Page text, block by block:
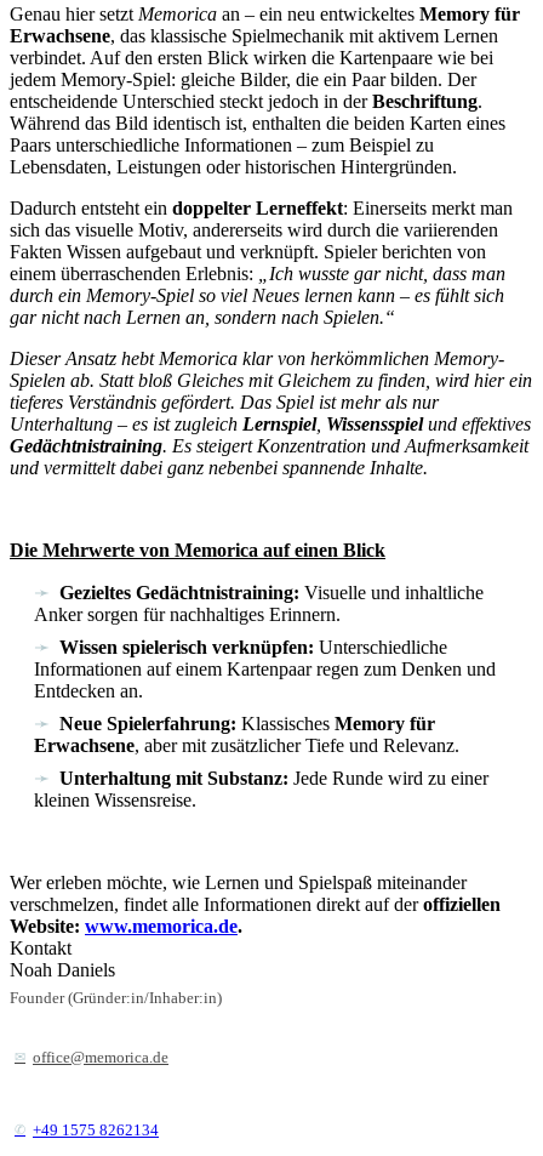
Genau hier setztMemorica an – ein neu entwickeltes Memory für
Erwachsene, das klassische Spielmechanik mit aktivem Lernen
verbindet. Auf den ersten Blick wirken die Kartenpaare wie bei
jedem Memory-Spiel: gleiche Bilder, die ein Paar bilden. Der
entscheidende Unterschied steckt jedoch in derBeschriftung.
Während das Bild identisch ist, enthalten die beiden Karten eines
Paars unterschiedliche Informationen – zum Beispiel zu
Lebensdaten, Leistungen oder historischen Hintergründen.
Dadurch entsteht ein doppelter Lerneffekt: Einerseits merkt man
sich das visuelle Motiv, andererseits wird durch die variierenden
Fakten Wissen aufgebaut und verknüpft. Spieler berichten von
einem überraschenden Erlebnis: „Ich wusste gar nicht, dass man
durch ein Memory-Spiel so viel Neues lernen kann – es fühlt sich
gar nicht nach Lernen an, sondern nach Spielen.“
Dieser Ansatz hebt Memorica klar von herkömmlichen Memory-
Spielen ab. Statt bloß Gleiches mit Gleichem zu finden, wird hier ein
tieferes Verständnis gefördert. Das Spiel ist mehr als nur
Unterhaltung – es ist zugleich Lernspiel, Wissensspielund effektives
Gedächtnistraining. Es steigert Konzentration und Aufmerksamkeit
und vermittelt dabei ganz nebenbei spannende Inhalte.
Die Mehrwerte von Memorica auf einen Blick
Gezieltes Gedächtnistraining: Visuelle und inhaltliche
Anker sorgen für nachhaltiges Erinnern.
Wissen spielerisch verknüpfen: Unterschiedliche
Informationen auf einem Kartenpaar regen zum Denken und
Entdecken an.
Neue Spielerfahrung: Klassisches Memory für
Erwachsene, aber mit zusätzlicher Tiefe und Relevanz.
Unterhaltung mit Substanz: Jede Runde wird zu einer
kleinen Wissensreise.
Wer erleben möchte, wie Lernen und Spielspaß miteinander
verschmelzen, findet alle Informationen direkt auf deroffiziellen
Website: www.memorica.de.
Kontakt
Noah Daniels
Founder (Gründer:in/Inhaber:in)
office@memorica.de
+49 1575 8262134